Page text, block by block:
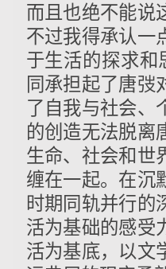
而且也绝不能
不过我得承认一
于生活的探求和
同承担起了唐弢
了自我与社会、
的创造无法脱离
生命、社会和世
缠在一起。在沉
时期同轨并行的
活为基础的感受
活为基底，以文